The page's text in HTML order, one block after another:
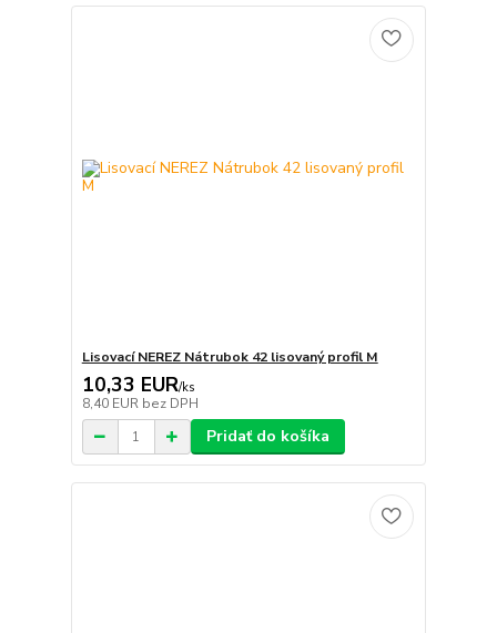
Lisovací NEREZ Nátrubok 42 lisovaný profil M
10,33 EUR/ks
8,40 EUR bez DPH
Pridať do košíka